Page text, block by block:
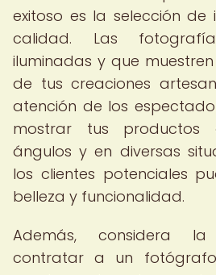
exitoso es la selección
calidad. Las
iluminadas y que
de tus creaciones
atención de los
mostrar tus productos
ángulos y en diversas
los clientes potenciales
belleza y funcionalidad.
Además, considera
contratar a un